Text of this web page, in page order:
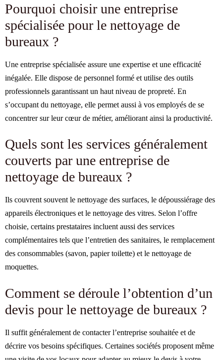
Pourquoi choisir une entreprise
spécialisée pour le nettoyage de
bureaux ?
Une entreprise spécialisée assure une expertise et une efficacité
inégalée. Elle dispose de personnel formé et utilise des outils
professionnels garantissant un haut niveau de propreté. En
s’occupant du nettoyage, elle permet aussi à vos employés de se
concentrer sur leur cœur de métier, améliorant ainsi la productivité.
Quels sont les services généralement
couverts par une entreprise de
nettoyage de bureaux ?
Ils couvrent souvent le nettoyage des surfaces, le dépoussiérage des
appareils électroniques et le nettoyage des vitres. Selon l’offre
choisie, certains prestataires incluent aussi des services
complémentaires tels que l’entretien des sanitaires, le remplacement
des consommables (savon, papier toilette) et le nettoyage de
moquettes.
Comment se déroule l’obtention d’un
devis pour le nettoyage de bureaux ?
Il suffit généralement de contacter l’entreprise souhaitée et de
décrire vos besoins spécifiques. Certaines sociétés proposent même